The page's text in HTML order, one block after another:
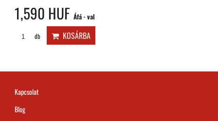
1,590 HUF Áfá - val
db KOSÁRBA
Kapcsolat
Blog